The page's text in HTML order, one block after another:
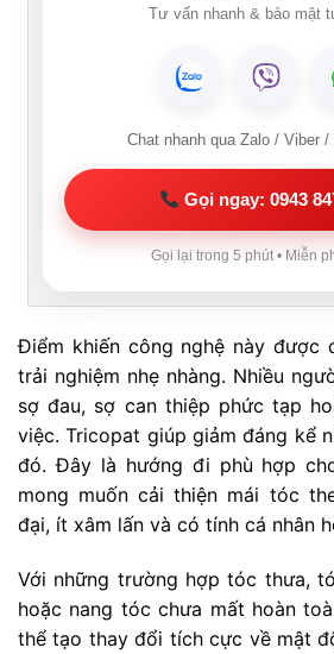
Tư vấn nhanh & bảo mật
Chat nhanh qua Zalo / Viber /
Gọi ngay: 0943
Gọi lại trong 5 phút • Miễn
Điểm khiến công nghệ này được
trải nghiệm nhẹ nhàng. Nhiều
sợ đau, sợ can thiệp phức tạp
việc. Tricopat giúp giảm đáng kể
đó. Đây là hướng đi phù hợp
mong muốn cải thiện mái tóc
đại, ít xâm lấn và có tính cá nhân
Với những trường hợp tóc thưa,
hoặc nang tóc chưa mất hoàn
thể tạo thay đổi tích cực về mật